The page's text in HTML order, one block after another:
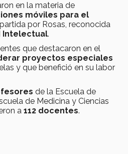
en la materia de
móviles para el
por Rosas, reconocida
Intelectual.
que destacaron en el
proyectos especiales
y que benefició en su labor
de la Escuela de
de Medicina y Ciencias
a 112 docentes.